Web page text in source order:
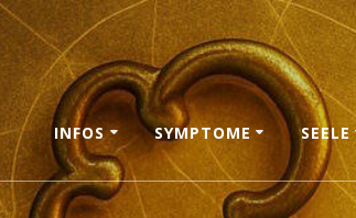
INFOS SYMPTOME SEELE